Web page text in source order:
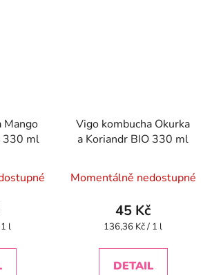
Mango
+ Maracuja BIO 330 ml
l
Vigo kombucha Okurka
a Koriandr BIO 330 ml
Momentálně nedostupné
45 Kč
Měrná
136,36 Kč / 1 l
DETAIL